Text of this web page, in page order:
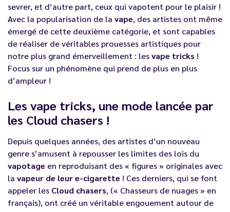
sevrer, et d’autre part, ceux qui vapotent pour le plaisir !
Avec la popularisation de la vape, des artistes ont même
émergé de cette deuxième catégorie, et sont capables
de réaliser de véritables prouesses artistiques pour
notre plus grand émerveillement : lesvape tricks !
Focus sur un phénomène qui prend de plus en plus
d’ampleur !
Les vape tricks, une mode lancée par
les Cloud chasers !
Depuis quelques années, des artistes d’un nouveau
genre s’amusent à repousser les limites des lois du
vapotage en reproduisant des « figures » originales avec
la vapeur de leur e-cigarette ! Ces derniers, qui se font
appeler les Cloud chasers, (« Chasseurs de nuages » en
français), ont créé un véritable engouement autour de